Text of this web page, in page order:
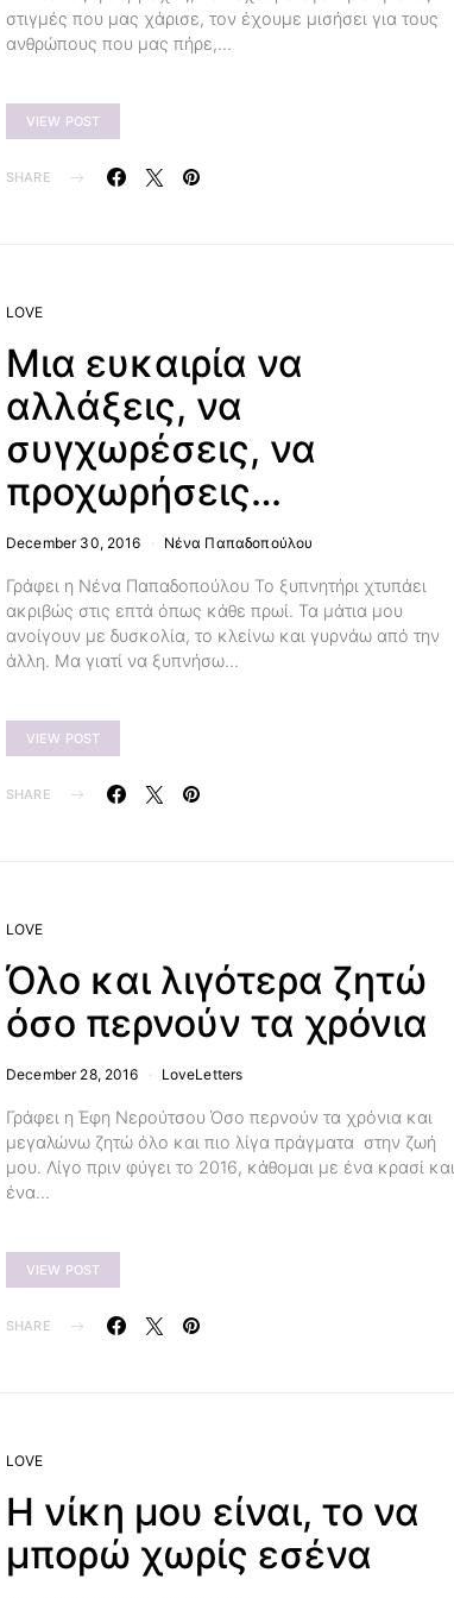
στιγμές που μας χάρισε, τον έχουμε μισήσει για τους
ανθρώπους που μας πήρε,…
VIEW POST
SHARE
LOVE
Μια ευκαιρία να
αλλάξεις, να
συγχωρέσεις, να
προχωρήσεις…
December 30, 2016 Νένα Παπαδοπούλου
Γράφει η Νένα Παπαδοπούλου Το ξυπνητήρι χτυπάει
ακριβώς στις επτά όπως κάθε πρωί. Τα μάτια μου
ανοίγουν με δυσκολία, το κλείνω και γυρνάω από την
άλλη. Μα γιατί να ξυπνήσω…
VIEW POST
SHARE
LOVE
Όλο και λιγότερα ζητώ
όσο περνούν τα χρόνια
December 28, 2016 LoveLetters
Γράφει η Έφη Νερούτσου Όσο περνούν τα χρόνια και
μεγαλώνω ζητώ όλο και πιο λίγα πράγματα στην ζωή
μου. Λίγο πριν φύγει το 2016, κάθομαι με ένα κρασί και
ένα…
VIEW POST
SHARE
LOVE
Η νίκη μου είναι, το να
μπορώ χωρίς εσένα